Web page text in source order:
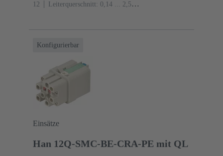
12
Leiterquerschnitt: 0,14 ... 2,5
Konfigurierbar
Einsätze
Han 12Q-SMC-BE-CRA-PE mit QL